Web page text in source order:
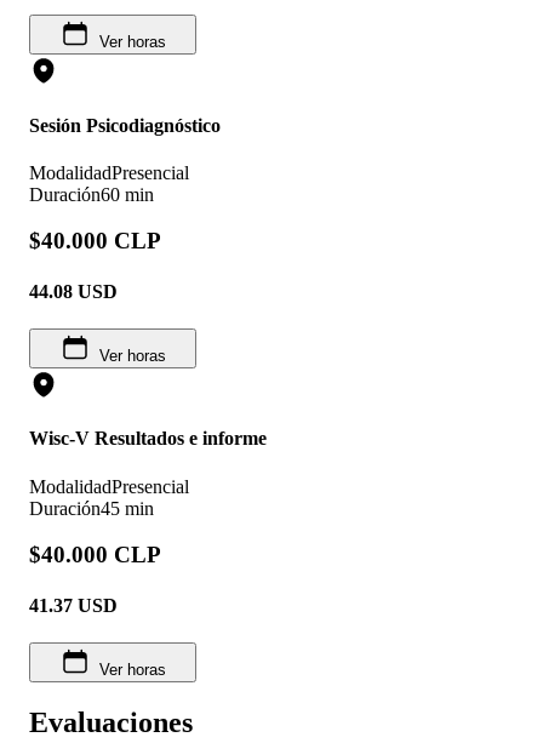
Ver horas
Sesión Psicodiagnóstico
ModalidadPresencial
Duración60 min
$40.000 CLP
44.08 USD
Ver horas
Wisc-V Resultados e informe
ModalidadPresencial
Duración45 min
$40.000 CLP
41.37 USD
Ver horas
Evaluaciones